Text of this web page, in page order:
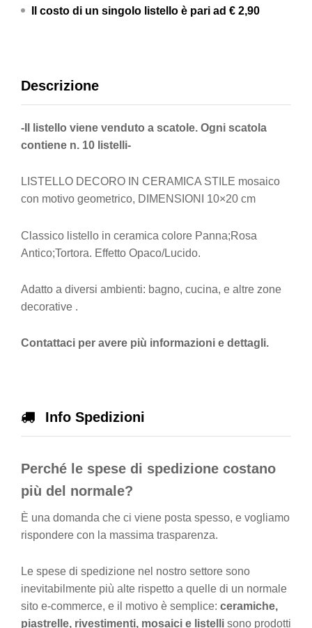
Il costo di un singolo listello è pari ad € 2,90
Descrizione
-Il listello viene venduto a scatole. Ogni scatola
contiene n. 10 listelli-
LISTELLO DECORO IN CERAMICA STILE mosaico
con motivo geometrico, DIMENSIONI 10×20 cm
Classico listello in ceramica colore Panna;Rosa
Antico;Tortora. Effetto Opaco/Lucido.
Adatto a diversi ambienti: bagno, cucina, e altre zone
decorative .
Contattaci per avere più informazioni e dettagli.
Info Spedizioni
Perché le spese di spedizione costano
più del normale?
È una domanda che ci viene posta spesso, e vogliamo
rispondere con la massima trasparenza.
Le spese di spedizione nel nostro settore sono
inevitabilmente più alte rispetto a quelle di un normale
sito e-commerce, e il motivo è semplice: ceramiche,
piastrelle, rivestimenti, mosaici e listelli sono prodotti